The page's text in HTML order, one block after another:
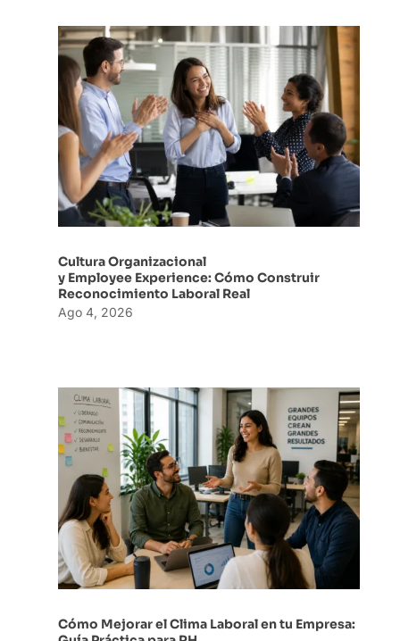
Cultura Organizacional
y Employee Experience: Cómo Construir
Reconocimiento Laboral Real
Ago 4, 2026
Cómo Mejorar el Clima Laboral en tu Empresa: